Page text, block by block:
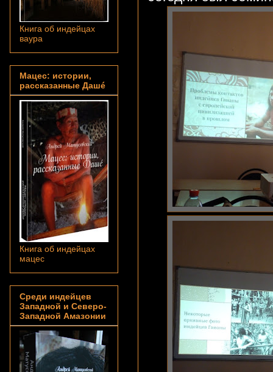
Книга об индейцах
ваура
Мацес: истории,
рассказанные Дашé
Книга об индейцах
мацес
Среди индейцев
Западной и Северо-
Западной Амазонии